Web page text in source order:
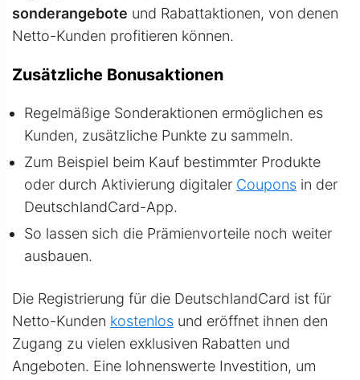
sonderangebote und Rabattaktionen, von denen
Netto-Kunden profitieren können.
Zusätzliche Bonusaktionen
Regelmäßige Sonderaktionen ermöglichen es
Kunden, zusätzliche Punkte zu sammeln.
Zum Beispiel beim Kauf bestimmter Produkte
oder durch Aktivierung digitaler Coupons in der
DeutschlandCard-App.
So lassen sich die Prämienvorteile noch weiter
ausbauen.
Die Registrierung für die DeutschlandCard ist für
Netto-Kunden kostenlos und eröffnet ihnen den
Zugang zu vielen exklusiven Rabatten und
Angeboten. Eine lohnenswerte Investition, um